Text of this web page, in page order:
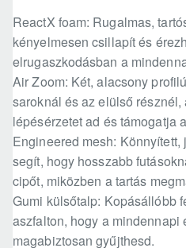
ReactX foam: Rugalmas,
kényelmesen csillapít és
elrugaszkodásban a
Air Zoom: Két, alacsony
saroknál és az elülső
lépésérzetet ad és támogatja
Engineered mesh:
segít, hogy hosszabb
cipőt, miközben a tartás
Gumi külsőtalp: Kopásállóbb
aszfalton, hogy a mindennapi
magabiztosan gyűjthesd.